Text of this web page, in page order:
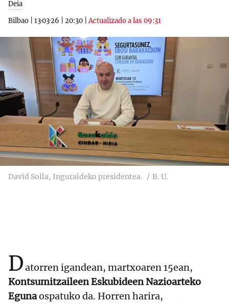
Deia
Bilbao
13·03·26 20:30 |Actualizado a las 09:31
David Solla, Inguraldeko presidentea. B. U.
Datorren igandean, martxoaren 15ean,
Kontsumitzaileen Eskubideen Nazioarteko
Egunaospatuko da. Horren harira,